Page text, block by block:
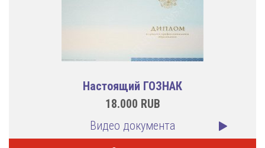
Настоящий ГОЗНАК
18.000 RUB
Видео документа